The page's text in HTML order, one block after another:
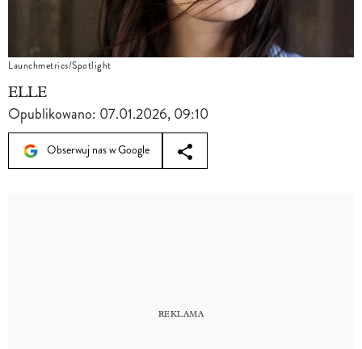
Launchmetrics/Spotlight
ELLE
Opublikowano: 07.01.2026, 09:10
Obserwuj nas w Google